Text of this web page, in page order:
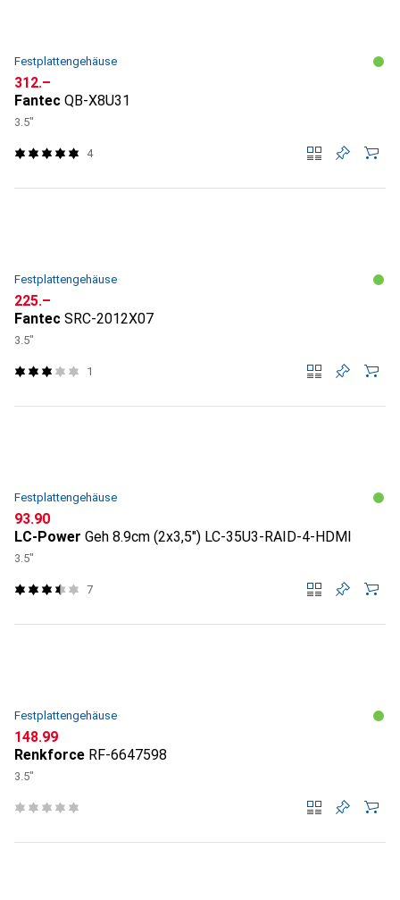
Festplattengehäuse
CHF
312.–
Fantec QB-X8U31
3.5"
4
Festplattengehäuse
CHF
225.–
Fantec SRC-2012X07
3.5"
1
Festplattengehäuse
CHF
93.90
LC-Power Geh 8.9cm (2x3,5") LC-35U3-RAID-4-HDMI
3.5"
7
Festplattengehäuse
CHF
148.99
Renkforce RF-6647598
3.5"